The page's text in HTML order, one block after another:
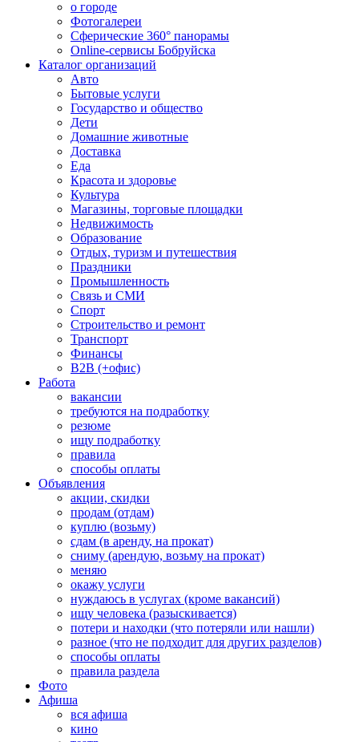
о городе
Фотогалереи
Сферические 360° панорамы
Online-сервисы Бобруйска
Каталог организаций
Авто
Бытовые услуги
Государство и общество
Дети
Домашние животные
Доставка
Еда
Красота и здоровье
Культура
Магазины, торговые площадки
Недвижимость
Образование
Отдых, туризм и путешествия
Праздники
Промышленность
Связь и СМИ
Спорт
Строительство и ремонт
Транспорт
Финансы
B2B (+офис)
Работа
вакансии
требуются на подработку
резюме
ищу подработку
правила
способы оплаты
Объявления
акции, скидки
продам (отдам)
куплю (возьму)
сдам (в аренду, на прокат)
сниму (арендую, возьму на прокат)
меняю
окажу услуги
нуждаюсь в услугах (кроме вакансий)
ищу человека (разыскивается)
потери и находки (что потеряли или нашли)
разное (что не подходит для других разделов)
способы оплаты
правила раздела
Фото
Афиша
вся афиша
кино